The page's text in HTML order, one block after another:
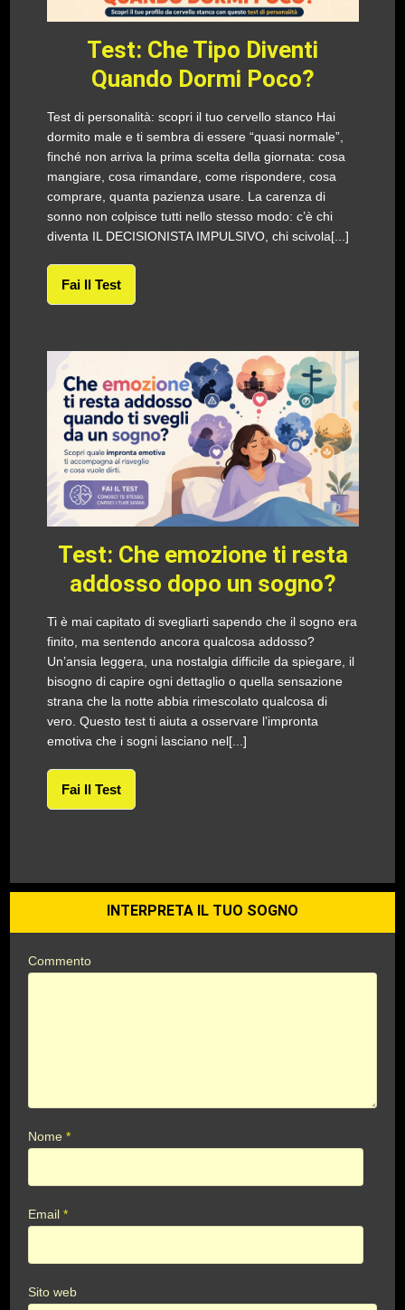
Test: Che Tipo Diventi
Quando Dormi Poco?
Test di personalità: scopri il tuo cervello stanco Hai
dormito male e ti sembra di essere “quasi normale”,
finché non arriva la prima scelta della giornata: cosa
mangiare, cosa rimandare, come rispondere, cosa
comprare, quanta pazienza usare. La carenza di
sonno non colpisce tutti nello stesso modo: c’è chi
diventa IL DECISIONISTA IMPULSIVO, chi scivola[...]
Fai Il Test
Test: Che emozione ti resta
addosso dopo un sogno?
Ti è mai capitato di svegliarti sapendo che il sogno era
finito, ma sentendo ancora qualcosa addosso?
Un’ansia leggera, una nostalgia difficile da spiegare, il
bisogno di capire ogni dettaglio o quella sensazione
strana che la notte abbia rimescolato qualcosa di
vero. Questo test ti aiuta a osservare l’impronta
emotiva che i sogni lasciano nel[...]
Fai Il Test
INTERPRETA IL TUO SOGNO
Commento
Nome*
Email*
Sito web